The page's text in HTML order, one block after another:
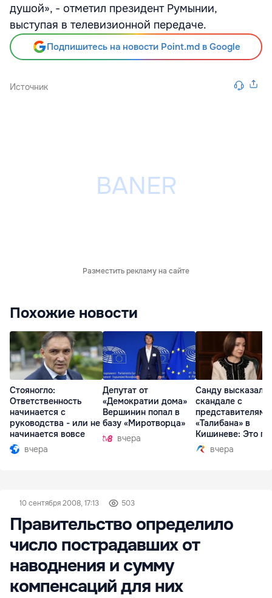
душой», - отметил президент Румынии,
выступая в телевизионной передаче.
Подпишитесь на новости Point.md в Google
Источник
Разместить рекламу на сайте
Похожие новости
Стояногло:
Ответственность
начинается с
руководства - или не
начинается вовсе
вчера
Депутат от
«Демократии дома»
Вершинин попал в
базу «Миротворца»
вчера
Санду
скандале с
представителями
«Талибана» в
Кишиневе: Это
вчера
10 сентября 2008, 17:13 503
Правительство определило
число пострадавших от
наводнения и сумму
компенсаций для них